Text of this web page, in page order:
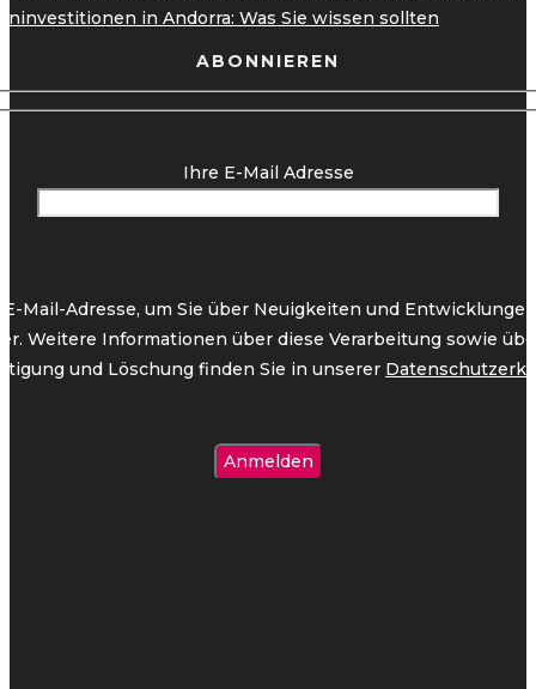
in Andorra: Was Sie wissen sollten
ABONNIEREN
Ihre E-Mail Adresse
E-Mail-Adresse, um Sie über Neuigkeiten und
Weitere Informationen über diese Verarbeitung sowie
und Löschung finden Sie in unserer